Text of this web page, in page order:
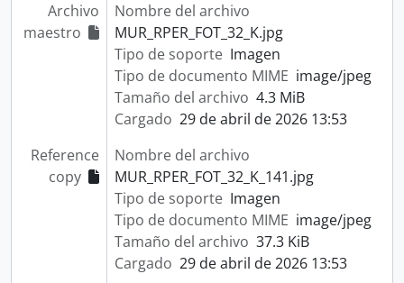
Archivo
maestro
Nombre del archivo
MUR_RPER_FOT_32_K.jpg
Tipo de soporte Imagen
Tipo de documento MIME image/jpeg
Tamaño del archivo 4.3 MiB
Cargado 29 de abril de 2026 13:53
Reference
copy
Nombre del archivo
MUR_RPER_FOT_32_K_141.jpg
Tipo de soporte Imagen
Tipo de documento MIME image/jpeg
Tamaño del archivo 37.3 KiB
Cargado 29 de abril de 2026 13:53